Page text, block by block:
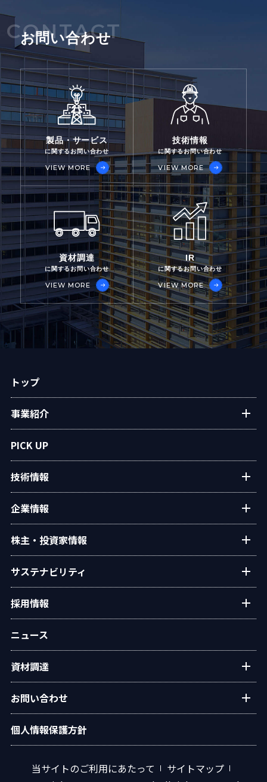
CONTACT
お問い合わせ
製品・サービス
に関するお問い合わせ
VIEW MORE
技術情報
に関するお問い合わせ
VIEW MORE
資材調達
に関するお問い合わせ
VIEW MORE
IR
に関するお問い合わせ
VIEW MORE
トップ
事業紹介
アフターサービス
民生熱エネルギー
設備・システム
PICK UP
技術情報
タクマの技術紹介
タクマ技報
学会発表
企業情報
ご挨拶
経営理念
会社概要
沿革
役員一覧
組織図
事業所・拠点
グループ会社
株主・投資家情報
個人投資家の皆様へ
経営方針・戦略
業績・財務
IRライブラリー
株式情報
IRカレンダー
電子公告
IRサイトマップ
サステナビリティ
トップコミットメント
タクマのサステナビリティ
ESGデータ
統合報告書
環境
社会
ガバナンス
イニシアチブ・外部評価
採用情報
グループ会社採用情報
オリジナルアニメ「この空の下で」
ニュース
資材調達
資材調達方針
調達手順
資材調達 応募フォーム
お問い合わせ
水処理プラントに関するお問い合わせ
エネルギープラントに関するお問い合わせ
汎用ボイラに関するお問い合わせ
個人情報保護方針
当サイトのご利用にあたって
サイトマップ